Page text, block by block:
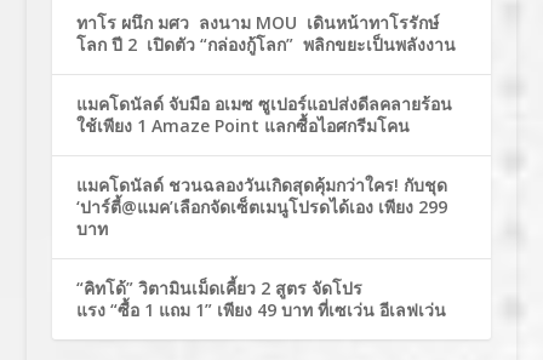
ทาโร ผนึก มศว ลงนาม MOU เดินหน้าทาโรรักษ์
โลก ปี 2 เปิดตัว “กล่องกู้โลก” พลิกขยะเป็นพลังงาน
แมคโดนัลด์ จับมือ อเมซ ซูเปอร์แอปส่งดีลคลายร้อน
ใช้เพียง 1 Amaze Point แลกซื้อไอศกรีมโคน
แมคโดนัลด์ ชวนฉลองวันเกิดสุดคุ้มกว่าใคร! กับชุด
‘ปาร์ตี้@แมค’เลือกจัดเซ็ตเมนูโปรดได้เอง เพียง 299
บาท
“คิทโด้” วิตามินเม็ดเคี้ยว 2 สูตร จัดโปร
แรง “ซื้อ 1 แถม 1” เพียง 49 บาท ที่เซเว่น อีเลฟเว่น